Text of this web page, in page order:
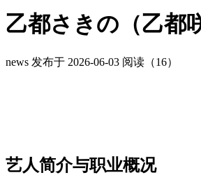
乙都さきの（乙都
news 发布于 2026-06-03 阅读（16）
艺人简介与职业概况